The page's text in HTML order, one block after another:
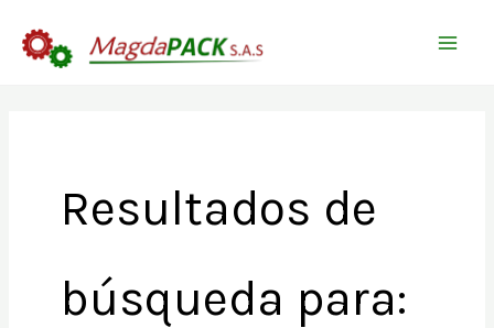
Resultados de
búsqueda para:
por: